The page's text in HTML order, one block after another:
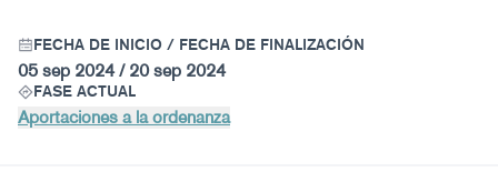
FECHA DE INICIO / FECHA DE FINALIZACIÓN
05 sep 2024 / 20 sep 2024
FASE ACTUAL
Aportaciones a la ordenanza